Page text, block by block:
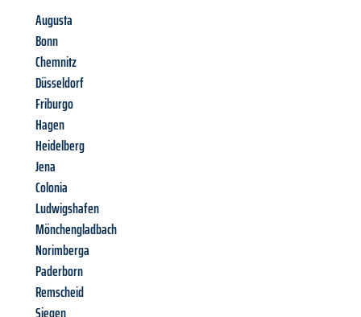
Augusta
Bonn
Chemnitz
Düsseldorf
Friburgo
Hagen
Heidelberg
Jena
Colonia
Ludwigshafen
Mönchengladbach
Norimberga
Paderborn
Remscheid